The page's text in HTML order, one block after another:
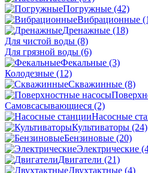
Погружные (42)
Вибрационные
Дренажные (18)
Для чистой воды (8)
Для грязной воды (6)
Фекальные (3)
Колодезные (12)
Скважинные (8)
Самовсасывающиеся (2)
Насосные
Культиваторы (24)
Бензиновые (20)
Электрические
Двигатели (21)
Двухтактные (4)